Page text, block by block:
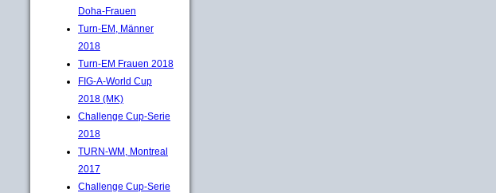
Doha-Frauen
Turn-EM, Männer
2018
Turn-EM Frauen 2018
FIG-A-World Cup
2018 (MK)
Challenge Cup-Serie
2018
TURN-WM, Montreal
2017
Challenge Cup-Serie